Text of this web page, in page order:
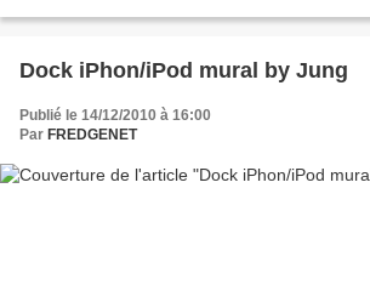
Dock iPhon/iPod mural by Jung
Publié le 14/12/2010 à 16:00
Par FREDGENET